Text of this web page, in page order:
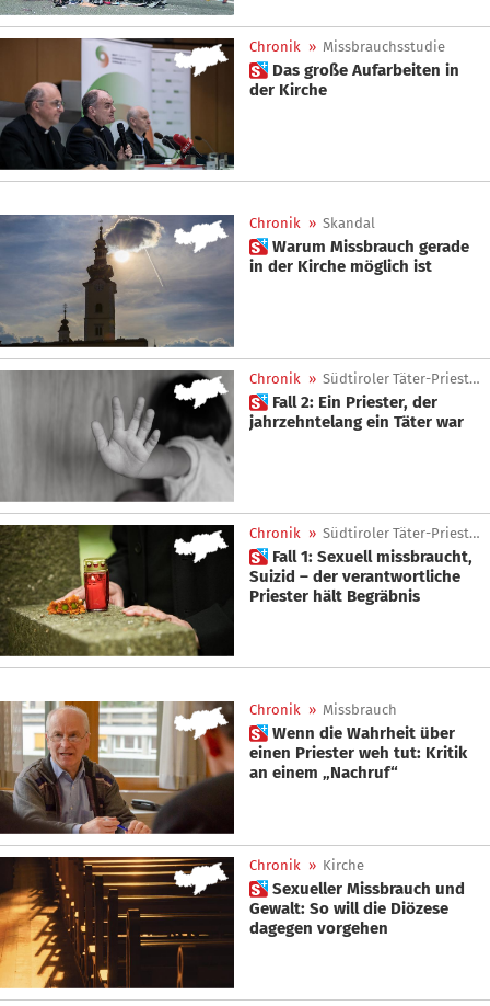
Chronik » Missbrauchsstudie
 Das große Aufarbeiten in
der Kirche
Chronik » Skandal
 Warum Missbrauch gerade
in der Kirche möglich ist
Chronik » Südtiroler Täter-Priester
 Fall 2: Ein Priester, der
jahrzehntelang ein Täter war
Chronik » Südtiroler Täter-Priester
 Fall 1: Sexuell missbraucht,
Suizid – der verantwortliche
Priester hält Begräbnis
Chronik » Missbrauch
 Wenn die Wahrheit über
einen Priester weh tut: Kritik
an einem „Nachruf“
Chronik » Kirche
 Sexueller Missbrauch und
Gewalt: So will die Diözese
dagegen vorgehen